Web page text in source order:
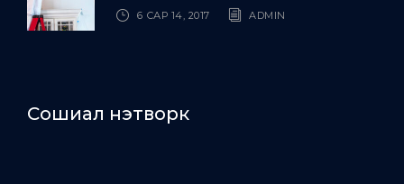
6 САР 14, 2017 ADMIN
Сошиал нэтворк